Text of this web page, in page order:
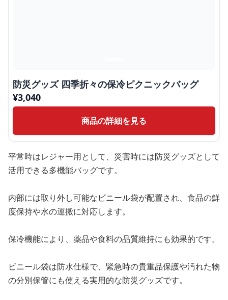
防災グッズ 四季折々の保冷ピクニックバッグ
¥3,040
商品の詳細を見る
平常時はレジャー用として、災害時には防災グッズとして
活用できる多機能バッグです。
内部には取り外し可能なビニール袋が配置され、食品の鮮
度保持や水の運搬に対応します。
保冷機能により、薬品や食料の品質維持にも効果的です。
ビニール袋は防水仕様で、緊急時の貴重品保護や汚れた物
の分別保管にも使える実用的な防災グッズです。